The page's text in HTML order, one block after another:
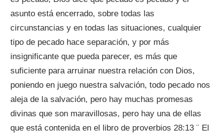
asunto está encerrado, sobre todas las
circunstancias y en todas las situaciones, cualquier
tipo de pecado hace separación, y por más
insignificante que pueda parecer, es más que
suficiente para arruinar nuestra relación con Dios,
poniendo en juego nuestra salvación, todo pecado nos
aleja de la salvación, pero hay muchas promesas
divinas que son maravillosas, pero hay una de ellas
que está contenida en el libro de proverbios 28:13 ¨ El